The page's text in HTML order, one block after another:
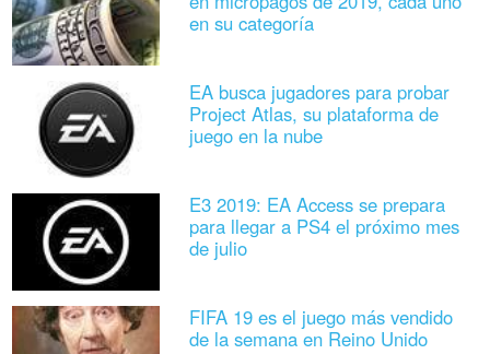
en su categoría
EA busca jugadores para probar
Project Atlas, su plataforma de
juego en la nube
E3 2019: EA Access se prepara
para llegar a PS4 el próximo mes
de julio
FIFA 19 es el juego más vendido
de la semana en Reino Unido